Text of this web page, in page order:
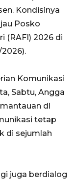
Kondisinya
Posko
(RAFI) 2026 di
Komunikasi
Sabtu, Angga
di
tetap
di sejumlah
juga berdialog